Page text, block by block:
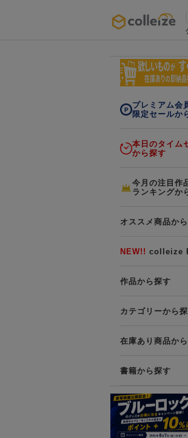
ログイン・会員登録
初回アプリ利用限定！500ptプレ
詳細
「お取寄せ商品」と「お取寄せ手数料」
プレミアム会員について
プレミアム会
限定セールか
本日のタイム
から探す
今月の注目作
ランキングか
オススメ商品か
NEW!! colleize
作品から探す
カテゴリーから
在庫あり商品か
書籍から探す